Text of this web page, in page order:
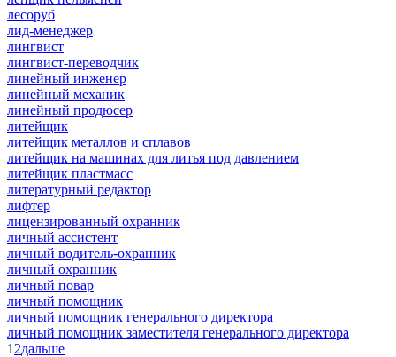
лесоруб
лид-менеджер
лингвист
лингвист-переводчик
линейный инженер
линейный механик
линейный продюсер
литейщик
литейщик металлов и сплавов
литейщик на машинах для литья под давлением
литейщик пластмасс
литературный редактор
лифтер
лицензированный охранник
личный ассистент
личный водитель-охранник
личный охранник
личный повар
личный помощник
личный помощник генерального директора
личный помощник заместителя генерального директора
1 2дальше